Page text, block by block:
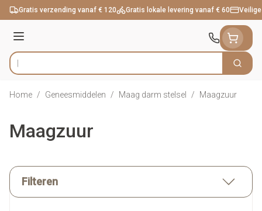
Ga naar de inhoud
Gratis verzending vanaf € 120 Gratis lokale levering vanaf € 60
Menu
Product, merk, categorie... Zoek
Home / Geneesmiddelen / Maag darm stelsel / Maagzuur
Maagzuur
Filteren